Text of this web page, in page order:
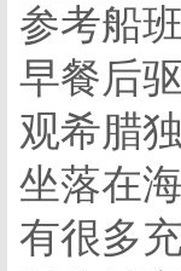
参考船
早餐后
观希腊
坐落在
有很多